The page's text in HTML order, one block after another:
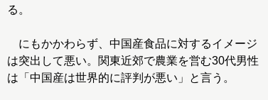
る。
にもかかわらず、中国産食品に対するイメージ
は突出して悪い。関東近郊で農業を営む30代男性
は「中国産は世界的に評判が悪い」と言う。